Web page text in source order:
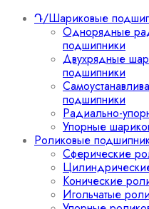
Դ/Шариковые
Однорядные
подшипники
Двухрядные
подшипники
подшипники
Радиально-
Упорные
Роликовые
Сферические
Конические
Игольчатые